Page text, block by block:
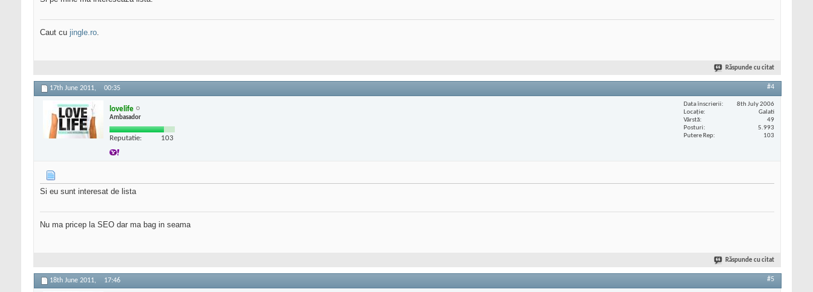
Caut cu jingle.ro.
Răspunde cu citat
17th June 2011, 00:35 #4
lovelife
Ambasador
Reputatie: 103
Data înscrierii
8th July 2006
Locaţie
Galati
Vârstă
49
Posturi
5.993
Putere Rep
103
Si eu sunt interesat de lista
Nu ma pricep la SEO dar ma bag in seama
Răspunde cu citat
18th June 2011, 17:46 #5